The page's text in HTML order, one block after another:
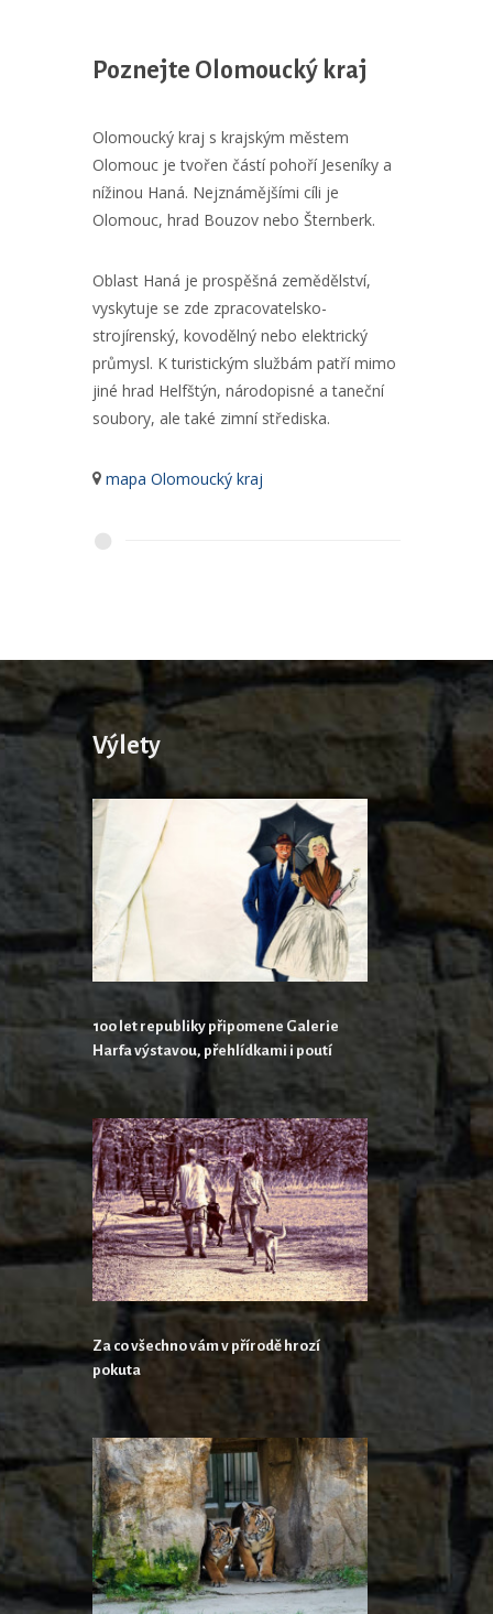
Poznejte Olomoucký kraj
Olomoucký kraj s krajským městem
Olomouc je tvořen částí pohoří Jeseníky a
nížinou Haná. Nejznámějšími cíli je
Olomouc, hrad Bouzov nebo Šternberk.
Oblast Haná je prospěšná zemědělství,
vyskytuje se zde zpracovatelsko-
strojírenský, kovodělný nebo elektrický
průmysl. K turistickým službám patří mimo
jiné hrad Helfštýn, národopisné a taneční
soubory, ale také zimní střediska.
mapa Olomoucký kraj
Výlety
100 let republiky připomene Galerie
Harfa výstavou, přehlídkami i poutí
Za co všechno vám v přírodě hrozí
pokuta